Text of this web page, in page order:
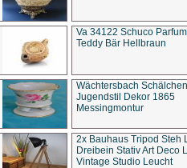
Va 34122 Schuco
Teddy Bär Hellbraun
Wächtersbach Schälchen
Jugendstil Dekor 1865
Messingmontur
2x Bauhaus Tripod Steh
Dreibein Stativ Art Deco
Vintage Studio Leucht